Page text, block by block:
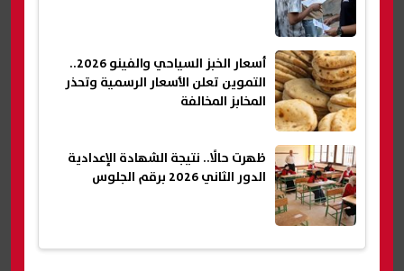
أسعار الخبز السياحي والفينو 2026..
التموين تعلن الأسعار الرسمية وتحذر
المخابز المخالفة
ظهرت حالًا.. نتيجة الشهادة الإعدادية
الدور الثاني 2026 برقم الجلوس